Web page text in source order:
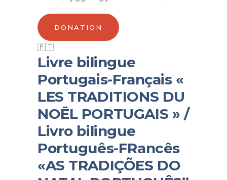
DONATION
Livre bilingue
Portugais-Français «
LES TRADITIONS DU
NOËL PORTUGAIS » /
Livro bilingue
Português-FRancês
«AS TRADIÇÕES DO